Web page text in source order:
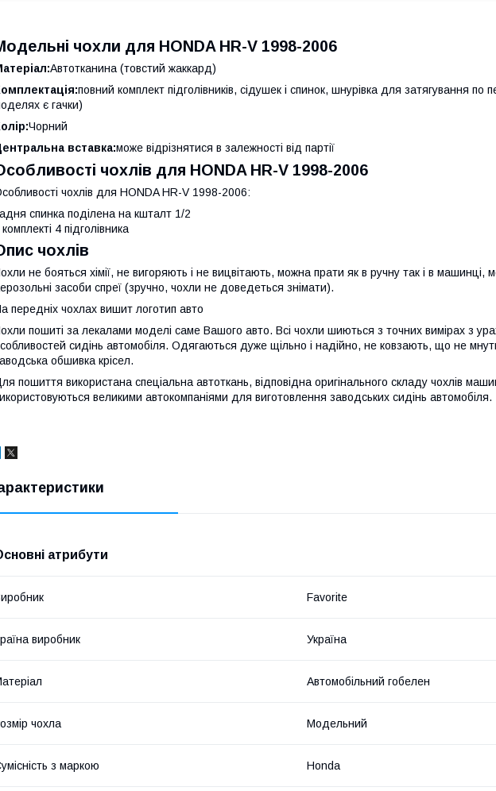
чохли для HONDA HR-V 1998-2006
Автотканина (товстий жаккард)
повний комплект підголівників, сідушек і спинок, шнурівка для затягування по
є гачки)
Чорний
вставка:може відрізнятися в залежності від партії
чохлів для HONDA HR-V 1998-2006
чохлів для HONDA HR-V 1998-2006:
спинка поділена на кшталт 1/2
4 підголівника
чохлів
не бояться хімії, не вигоряють і не вицвітають, можна прати як в ручну так і в машинці,
засоби спреї (зручно, чохли не доведеться знімати).
передніх чохлах вишит логотип авто
пошиті за лекалами моделі саме Вашого авто. Всі чохли шиються з точних вимірах з
сидінь автомобіля. Одягаються дуже щільно і надійно, не ковзають, що не
обшивка крісел.
пошиття використана спеціальна автоткань, відповідна оригінального складу чохлів
великими автокомпаніями для виготовлення заводських сидінь автомобіля.
атрибути
Favorite
виробник Україна
Автомобільний гобелен
чохла Модельний
з маркою Honda